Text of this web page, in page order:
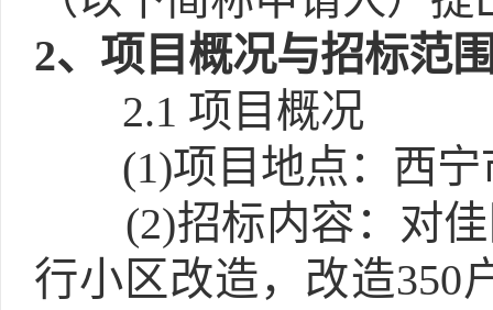
2、项目概况与招标范
2.1 项目概况
(1)项目地点：西
(2)招标内容：对
行小区改造，改造350